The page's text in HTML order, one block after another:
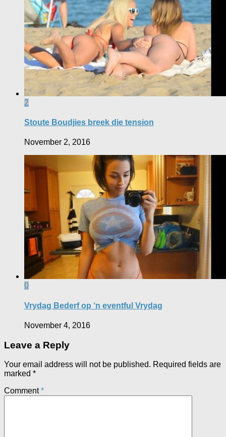
2
Stoute Boudjies breek die tension
November 2, 2016
0
Vrydag Bederf op ‘n eventful Vrydag
November 4, 2016
Leave a Reply
Your email address will not be published. Required fields are
marked *
Comment*